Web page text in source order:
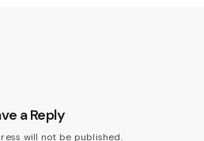
a Reply
will not be published.